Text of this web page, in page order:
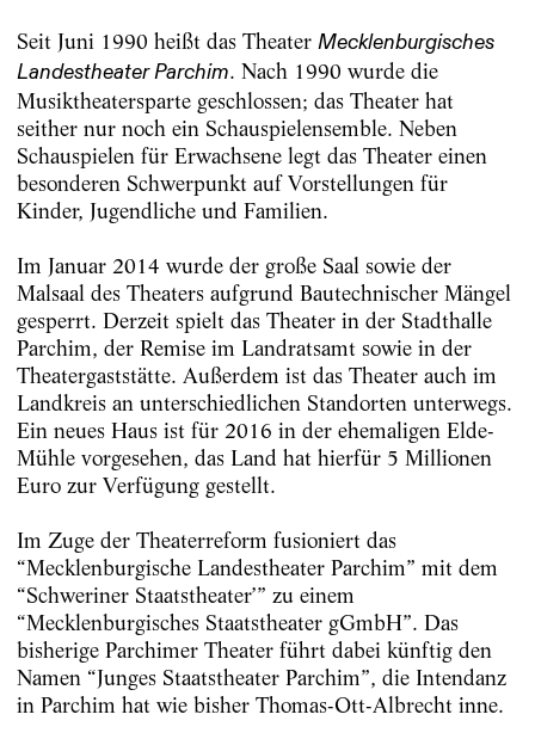
Seit Juni 1990 heißt das Theater Mecklenburgisches
Landestheater Parchim. Nach 1990 wurde die
Musiktheatersparte geschlossen; das Theater hat
seither nur noch ein Schauspielensemble. Neben
Schauspielen für Erwachsene legt das Theater einen
besonderen Schwerpunkt auf Vorstellungen für
Kinder, Jugendliche und Familien.
Im Januar 2014 wurde der große Saal sowie der
Malsaal des Theaters aufgrund Bautechnischer Mängel
gesperrt. Derzeit spielt das Theater in der Stadthalle
Parchim, der Remise im Landratsamt sowie in der
Theatergaststätte. Außerdem ist das Theater auch im
Landkreis an unterschiedlichen Standorten unterwegs.
Ein neues Haus ist für 2016 in der ehemaligen Elde-
Mühle vorgesehen, das Land hat hierfür 5 Millionen
Euro zur Verfügung gestellt.
Im Zuge der Theaterreform fusioniert das
“Mecklenburgische Landestheater Parchim” mit dem
“Schweriner Staatstheater’” zu einem
“Mecklenburgisches Staatstheater gGmbH”. Das
bisherige Parchimer Theater führt dabei künftig den
Namen “Junges Staatstheater Parchim”, die Intendanz
in Parchim hat wie bisher Thomas-Ott-Albrecht inne.